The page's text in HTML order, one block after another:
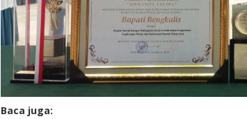
Baca juga: